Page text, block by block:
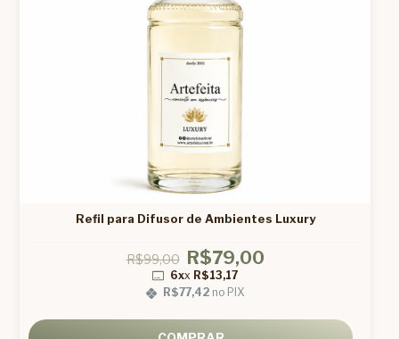
Refil para Difusor de Ambientes Luxury
R$99,00 R$79,00
6xx R$13,17
R$77,42 no PIX